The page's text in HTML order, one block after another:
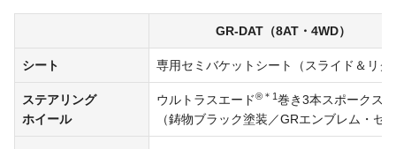
GR-DAT（8AT・4WD）
シート 専用セミバケットシート（スライド＆リ
ステアリング
ホイール
ウルトラスエード®＊1巻き3本スポークス
（鋳物ブラック塗装／GRエンブレム・セ